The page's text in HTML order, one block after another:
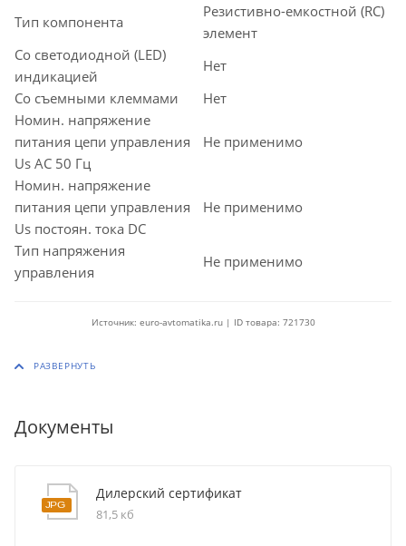
Тип компонента
Резистивно-емкостной (RC)
элемент
Со светодиодной (LED)
индикацией
Нет
Со съемными клеммами
Нет
Номин. напряжение
питания цепи управления
Us AC 50 Гц
Не применимо
Номин. напряжение
питания цепи управления
Us постоян. тока DC
Не применимо
Тип напряжения
управления
Не применимо
Источник: euro-avtomatika.ru | ID товара: 721730
Документы
Дилерский сертификат
81,5 кб